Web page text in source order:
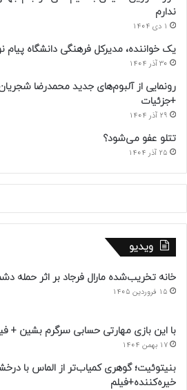
ندارم
1 دی 1404
یک خواننده، مدیرکل فرهنگی دانشگاه پیام
30 آذر 1404
رونمایی از آلبوم‌های جدید محمدرضا
+جزئیات
29 آذر 1404
تتلو عفو می‌شود؟
25 آذر 1404
ویدیو
خانه تخریب‌شده مارال فرجاد بر اثر حمله
15 فروردین 1405
با این بازی مهارتی حسابی سرگرم بشین +
17 بهمن 1404
بنیتوئیت؛ گوهری کمیاب‌تر از الماس با
خیره‌کننده+فیلم